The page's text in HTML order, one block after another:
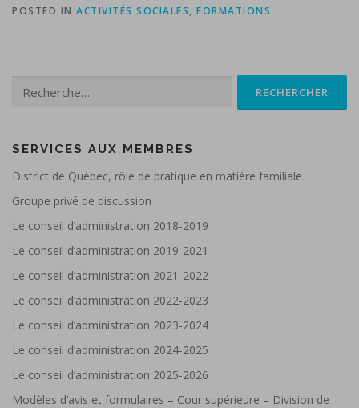
POSTED IN ACTIVITÉS SOCIALES, FORMATIONS
SERVICES AUX MEMBRES
District de Québec, rôle de pratique en matière familiale
Groupe privé de discussion
Le conseil d’administration 2018-2019
Le conseil d’administration 2019-2021
Le conseil d’administration 2021-2022
Le conseil d’administration 2022-2023
Le conseil d’administration 2023-2024
Le conseil d’administration 2024-2025
Le conseil d’administration 2025-2026
Modèles d’avis et formulaires – Cour supérieure – Division de